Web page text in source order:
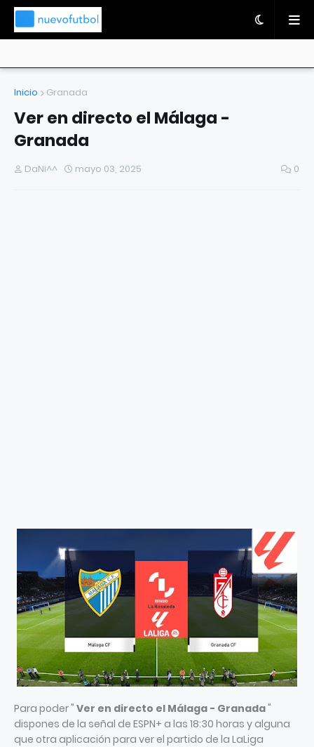
Inicio Granada
Ver en directo el Málaga -
Granada
DaNi^^ mayo 03, 2025 0
Para poder " Ver en directo el Málaga - Granada"
dispones de la señal de ESPN+ a las 18:30 horas y alguna
que otra aplicación para ver el partido de la LaLiga